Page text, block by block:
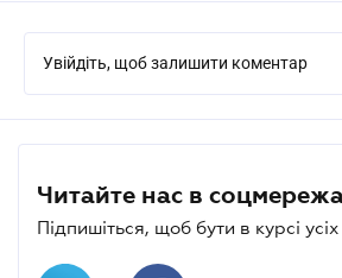
Увійдіть, щоб залишити коментар
Читайте нас в
Підпишіться, щоб бути в курсі